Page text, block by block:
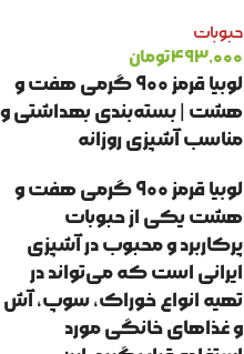
حبوبات
۴۹۳,۰۰۰تومان
لوبیا قرمز ۹۰۰ گرمی هفت و
هشت | بسته‌بندی بهداشتی و
مناسب آشپزی روزانه
لوبیا قرمز ۹۰۰ گرمی هفت و
هشت یکی از حبوبات
پرکاربرد و محبوب در آشپزی
ایرانی است که می‌تواند در
تهیه انواع خوراک، سوپ، آش
و غذاهای خانگی مورد